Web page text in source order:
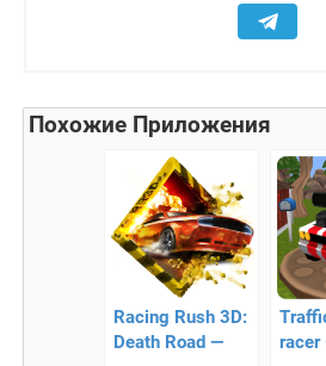
Похожие Приложения
Racing Rush 3D:
Death Road —
racer